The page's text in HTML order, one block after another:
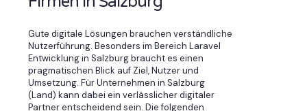
Gute digitale Lösungen brauchen verständliche
Nutzerführung. Besonders im Bereich Laravel
Entwicklung in Salzburg braucht es einen
pragmatischen Blick auf Ziel, Nutzer und
Umsetzung. Für Unternehmen in Salzburg
(Land) kann dabei ein verlässlicher digitaler
Partner entscheidend sein. Die folgenden